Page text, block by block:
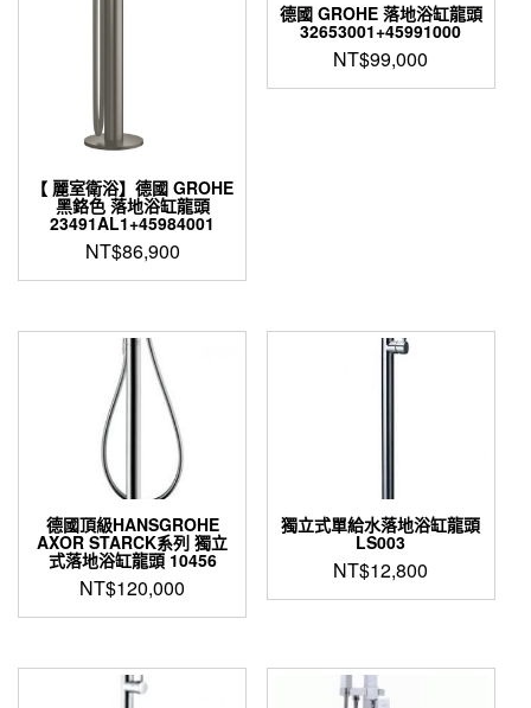
【 麗室衛浴】德國 GROHE
黑鉻色 落地浴缸龍頭
23491AL1+45984001
NT$86,900
德國 GROHE 落地浴缸龍頭
32653001+45991000
NT$99,000
德國頂級HANSGROHE
AXOR STARCK系列 獨立
式落地浴缸龍頭 10456
NT$120,000
獨立式單給水落地浴缸龍頭
LS003
NT$12,800